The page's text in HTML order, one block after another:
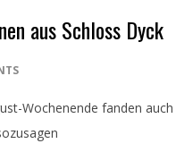
aus Schloss Dyck
Wochenende fanden